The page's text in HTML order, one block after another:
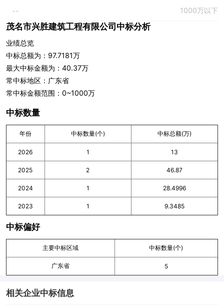
-- 1000万以下
茂名市兴胜建筑工程有限公司中标分析
业绩总览
中标总额为：97.7181万
最大中标金额为：40.37万
常中标地区：广东省
常中标金额范围：0~1000万
中标数量
年份 中标数量(个) 中标总额(万)
2026 1 13
2025 2 46.87
2024 1 28.4996
2023 1 9.3485
中标偏好
主要中标区域 中标数量(个)
广东省 5
相关企业中标信息